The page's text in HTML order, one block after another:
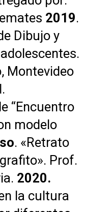
2019.
Dibujo y
Montevideo
“Encuentro
modelo
. «Retrato
Prof.
2020.
la cultura